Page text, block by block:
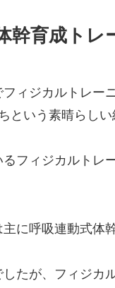
幹育成トレ
ィジカルトレー
という素晴らしい
フィジカルトレ
に呼吸連動式体
たが、フィジカ